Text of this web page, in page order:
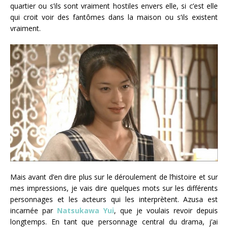
quartier ou s’ils sont vraiment hostiles envers elle, si c’est elle
qui croit voir des fantômes dans la maison ou s’ils existent
vraiment.
Mais avant d’en dire plus sur le déroulement de l’histoire et sur
mes impressions, je vais dire quelques mots sur les différents
personnages et les acteurs qui les interprètent. Azusa est
incarnée par Natsukawa Yui, que je voulais revoir depuis
longtemps. En tant que personnage central du drama, j’ai